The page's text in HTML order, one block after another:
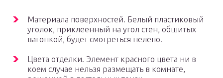
Материала поверхностей. Белый пластиковый
уголок, приклеенный на угол стен, обшитых
вагонкой, будет смотреться нелепо.
Цвета отделки. Элемент красного цвета ни в
коем случае нельзя размещать в комнате,